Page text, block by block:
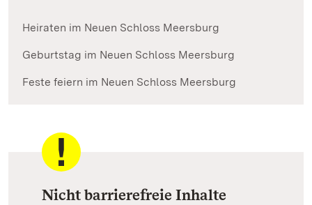
Heiraten im Neuen Schloss Meersburg
Geburtstag im Neuen Schloss Meersburg
Feste feiern im Neuen Schloss Meersburg
Nicht barrierefreie Inhalte